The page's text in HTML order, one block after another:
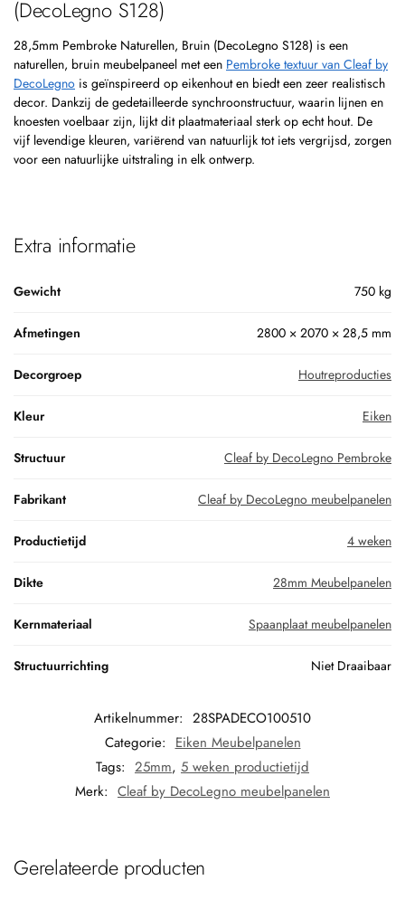
(DecoLegno S128)
28,5mm Pembroke Naturellen, Bruin (DecoLegno S128) is een
naturellen, bruin meubelpaneel met een Pembroke textuur van Cleaf by
DecoLegno is geïnspireerd op eikenhout en biedt een zeer realistisch
decor. Dankzij de gedetailleerde synchroonstructuur, waarin lijnen en
knoesten voelbaar zijn, lijkt dit plaatmateriaal sterk op echt hout. De
vijf levendige kleuren, variërend van natuurlijk tot iets vergrijsd, zorgen
voor een natuurlijke uitstraling in elk ontwerp.
Extra informatie
Gewicht 750 kg
Afmetingen 2800 × 2070 × 28,5 mm
Decorgroep Houtreproducties
Kleur Eiken
Structuur Cleaf by DecoLegno Pembroke
Fabrikant Cleaf by DecoLegno meubelpanelen
Productietijd 4 weken
Dikte 28mm Meubelpanelen
Kernmateriaal Spaanplaat meubelpanelen
Structuurrichting Niet Draaibaar
Artikelnummer: 28SPADECO100510
Categorie: Eiken Meubelpanelen
Tags: 25mm, 5 weken productietijd
Merk: Cleaf by DecoLegno meubelpanelen
Gerelateerde producten